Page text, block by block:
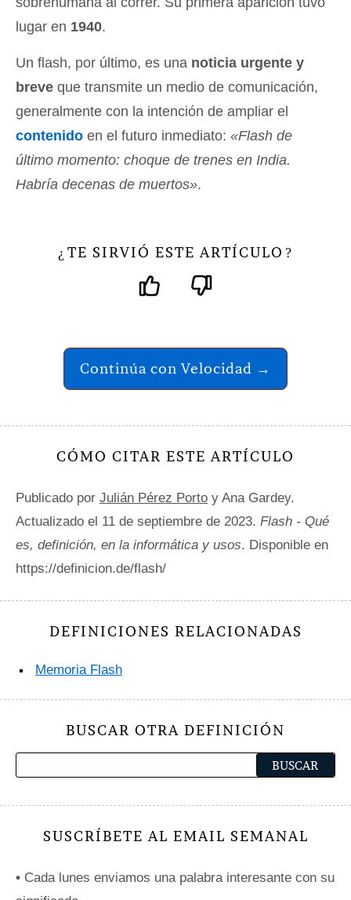
lugar en 1940.
Un flash, por último, es una noticia urgente y
breve que transmite un medio de comunicación,
generalmente con la intención de ampliar el
contenido en el futuro inmediato: «Flash de
último momento: choque de trenes en India.
Habría decenas de muertos».
¿ TE SIRVIÓ ESTE ARTÍCULO ?
Continúa con Velocidad →
CÓMO CITAR ESTE ARTÍCULO
Publicado por Julián Pérez Porto y Ana Gardey.
Actualizado el 11 de septiembre de 2023. Flash - Qué
es, definición, en la informática y usos. Disponible en
https://definicion.de/flash/
DEFINICIONES RELACIONADAS
Memoria Flash
BUSCAR OTRA DEFINICIÓN
SUSCRÍBETE AL EMAIL SEMANAL
• Cada lunes enviamos una palabra interesante con su